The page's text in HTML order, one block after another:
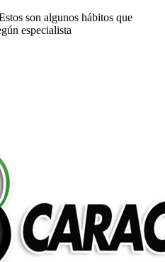
son algunos hábitos que
especialista